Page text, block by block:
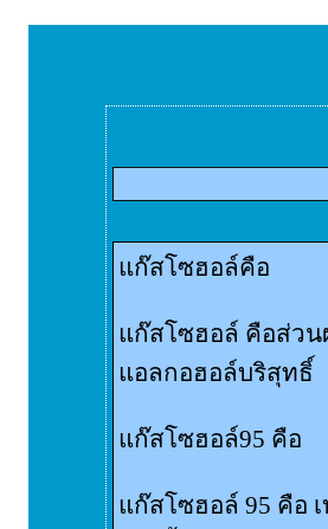
แก๊สโซฮอล์คือ
แก๊สโซฮอล์ คือส่ว
แอลกอฮอล์บริสุทธิ์
แก๊สโซฮอล์95 คือ
แก๊สโซฮอล์ 95 คือ